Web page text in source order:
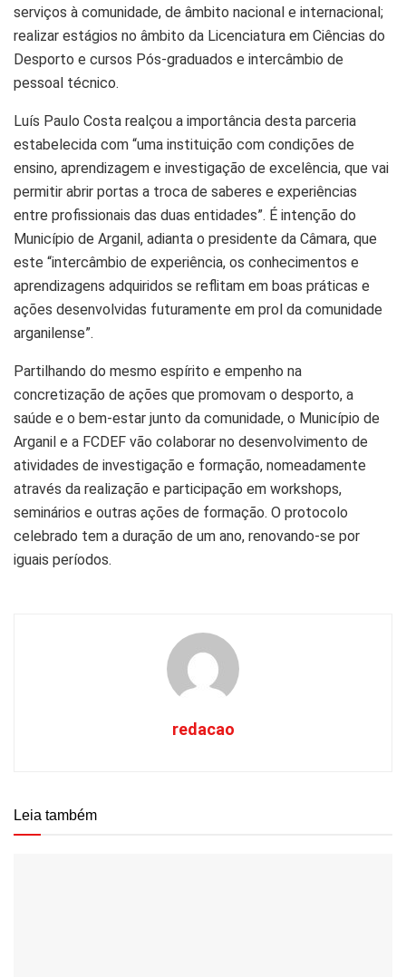
serviços à comunidade, de âmbito nacional e internacional;
realizar estágios no âmbito da Licenciatura em Ciências do
Desporto e cursos Pós-graduados e intercâmbio de
pessoal técnico.
Luís Paulo Costa realçou a importância desta parceria
estabelecida com “uma instituição com condições de
ensino, aprendizagem e investigação de excelência, que vai
permitir abrir portas a troca de saberes e experiências
entre profissionais das duas entidades”. É intenção do
Município de Arganil, adianta o presidente da Câmara, que
este “intercâmbio de experiência, os conhecimentos e
aprendizagens adquiridos se reflitam em boas práticas e
ações desenvolvidas futuramente em prol da comunidade
arganilense”.
Partilhando do mesmo espírito e empenho na
concretização de ações que promovam o desporto, a
saúde e o bem-estar junto da comunidade, o Município de
Arganil e a FCDEF vão colaborar no desenvolvimento de
atividades de investigação e formação, nomeadamente
através da realização e participação em workshops,
seminários e outras ações de formação. O protocolo
celebrado tem a duração de um ano, renovando-se por
iguais períodos.
redacao
Leia também